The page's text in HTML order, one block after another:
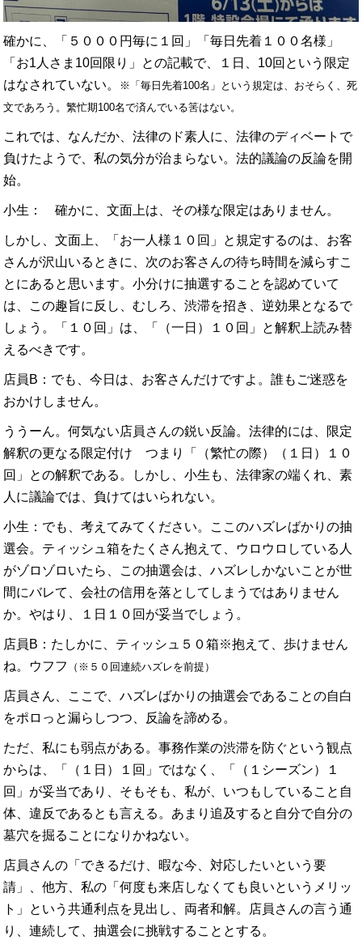
確かに、「５０００円毎に１回」「毎日先着１００名様」
「お1人さま10回限り」との記載で、１日、10回という限定
はなされていない。
※「毎日先着100名」という規定は、おそらく、死
文であろう。繁忙期100名で済んでいる筈はない。
これでは、なんだか、法律のド素人に、法律のディベートで
負けたようで、私の気分が治まらない。法的議論の反論を開
始。
小生： 確かに、文面上は、その様な限定はありません。
しかし、文面上、「お一人様１０回」と規定するのは、お客
さんが沢山いるときに、次のお客さんの待ち時間を減らすこ
とにあると思います。小分けに抽選することを認めていて
は、この趣旨に反し、むしろ、渋滞を招き、逆効果となるで
しょう。「１０回」は、「（一日）１０回」と解釈上読み替
えるべきです。
店員B：でも、今日は、お客さんだけですよ。誰もご迷惑を
おかけしません。
ううーん。何気ない店員さんの鋭い反論。法律的には、限定
解釈の更なる限定付け つまり「（繁忙の際）（１日）１０
回」との解釈である。しかし、小生も、法律家の端くれ、素
人に議論では、負けてはいられない。
小生：でも、考えてみてください。ここのハズレばかりの抽
選会。ティッシュ箱をたくさん抱えて、ウロウロしている人
がゾロゾロいたら、この抽選会は、ハズレしかないことが世
間にバレて、会社の信用を落としてしまうではありません
か。やはり、１日１０回が妥当でしょう。
店員B：たしかに、ティッシュ５０箱※抱えて、歩けません
ね。ウフフ
（※５０回連続ハズレを前提）
店員さん、ここで、ハズレばかりの抽選会であることの自白
をポロっと漏らしつつ、反論を諦める。
ただ、私にも弱点がある。事務作業の渋滞を防ぐという観点
からは、「（１日）１回」ではなく、「（１シーズン）１
回」が妥当であり、そもそも、私が、いつもしていること自
体、違反であるとも言える。あまり追及すると自分で自分の
墓穴を掘ることになりかねない。
店員さんの「できるだけ、暇な今、対応したいという要
請」、他方、私の「何度も来店しなくても良いというメリッ
ト」という共通利点を見出し、両者和解。店員さんの言う通
り、連続して、抽選会に挑戦することとする。